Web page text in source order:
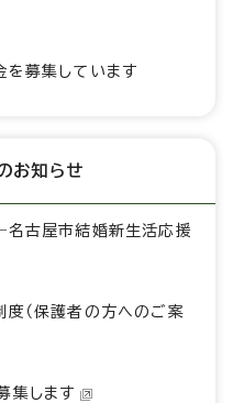
募集しています
お知らせ
古屋市結婚新生活応援
（保護者の方へのご案
集します